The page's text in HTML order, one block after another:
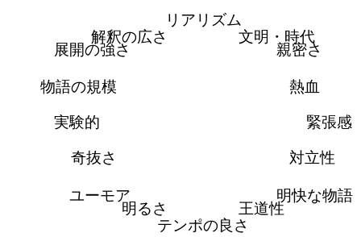
リアリズム
文明・時代
親密さ
熱血
緊張感
対立性
明快な物語
王道性
テンポの良さ
明るさ
ユーモア
奇抜さ
実験的
物語の規模
展開の強さ
解釈の広さ